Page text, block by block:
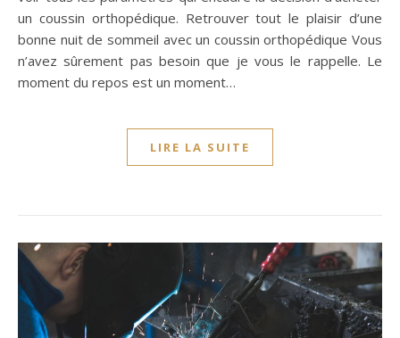
un coussin orthopédique. Retrouver tout le plaisir d’une
bonne nuit de sommeil avec un coussin orthopédique Vous
n’avez sûrement pas besoin que je vous le rappelle. Le
moment du repos est un moment…
LIRE LA SUITE